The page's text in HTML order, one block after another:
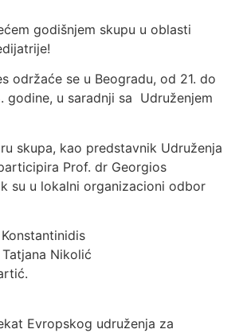
godišnjem skupu u oblasti
održaće se u Beogradu, od 21. do
godine, u saradnji sa Udruženjem
skupa, kao predstavnik Udruženja
Prof. dr Georgios
su u lokalni organizacioni odbor
Nikolić
Evropskog udruženja za